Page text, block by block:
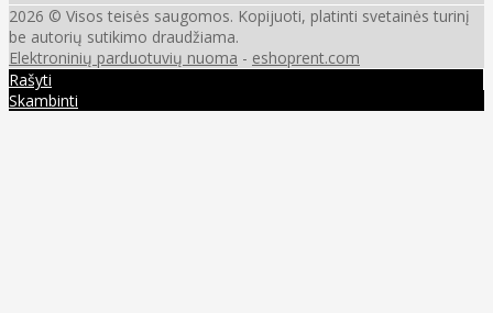
2026 © Visos teisės saugomos. Kopijuoti, platinti svetainės turinį
be autorių sutikimo draudžiama.
Elektroninių parduotuvių nuoma - eshoprent.com
Rašyti
Skambinti